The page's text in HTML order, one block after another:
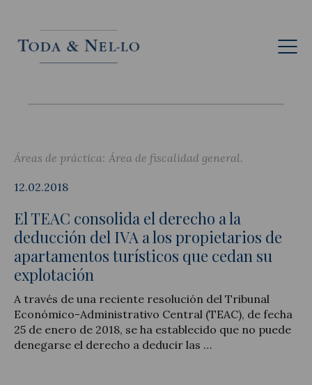
Esp
Áreas de práctica: Área de fiscalidad general
12.02.2018
El TEAC consolida el derecho a la
deducción del IVA a los propietarios de
apartamentos turísticos que cedan su
explotación
A través de una reciente resolución del Tribunal
Económico-Administrativo Central (TEAC), de fecha
25 de enero de 2018, se ha establecido que no puede
denegarse el derecho a deducir las …